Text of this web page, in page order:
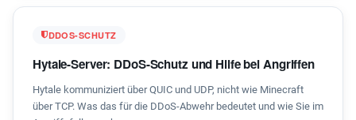
DDOS-SCHUTZ
Hytale-Server: DDoS-Schutz und Hilfe bei Angriffen
Hytale kommuniziert über QUIC und UDP, nicht wie Minecraft
über TCP. Was das für die DDoS-Abwehr bedeutet und wie Sie im